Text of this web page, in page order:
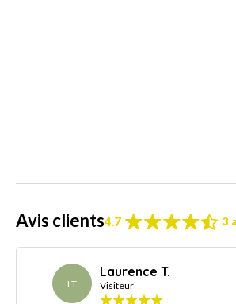
Avis clients4.7 3
LT
Laurence T.
Visiteur